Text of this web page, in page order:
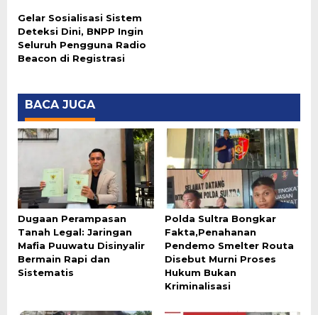
Gelar Sosialisasi Sistem
Deteksi Dini, BNPP Ingin
Seluruh Pengguna Radio
Beacon di Registrasi
BACA JUGA
Dugaan Perampasan
Tanah Legal: Jaringan
Mafia Puuwatu Disinyalir
Bermain Rapi dan
Sistematis
Polda Sultra Bongkar
Fakta,Penahanan
Pendemo Smelter Routa
Disebut Murni Proses
Hukum Bukan
Kriminalisasi